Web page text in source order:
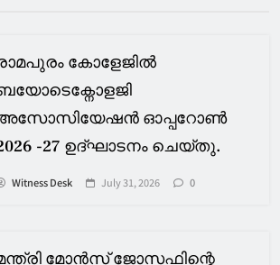
കോളേജിൽ
ഓപ്പറോൺ
-27 ഉദ്ഘാടനം ചെയ്തു.
Witness Desk July 31, 2026 0
മോൻസ് ജോസഫിന്റെ